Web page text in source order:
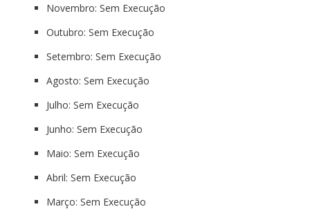
Novembro: Sem Execução
Outubro: Sem Execução
Setembro: Sem Execução
Agosto: Sem Execução
Julho: Sem Execução
Junho: Sem Execução
Maio: Sem Execução
Abril: Sem Execução
Março: Sem Execução